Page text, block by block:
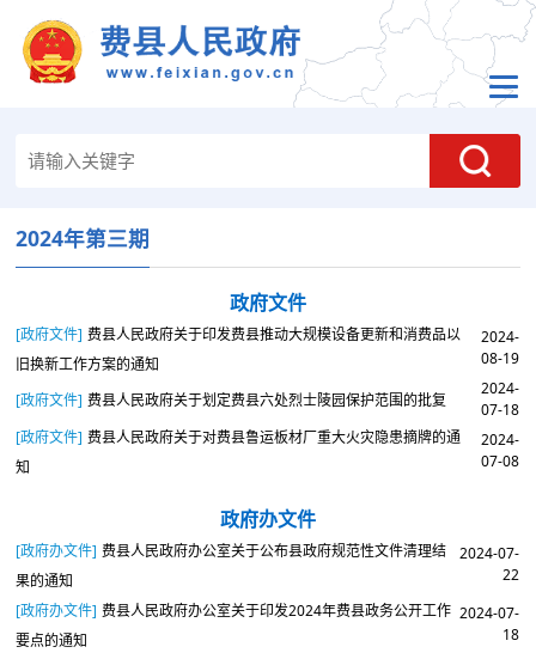
2024年第三期
政府文件
[政府文件] 费县人民政府关于印发费县推动大规模设备更新和消费品以
旧换新工作方案的通知
2024-
08-19
[政府文件] 费县人民政府关于划定费县六处烈士陵园保护范围的批复
2024-
07-18
[政府文件] 费县人民政府关于对费县鲁运板材厂重大火灾隐患摘牌的通
知
2024-
07-08
政府办文件
[政府办文件] 费县人民政府办公室关于公布县政府规范性文件清理结
果的通知
2024-07-
22
[政府办文件] 费县人民政府办公室关于印发2024年费县政务公开工作
要点的通知
2024-07-
18